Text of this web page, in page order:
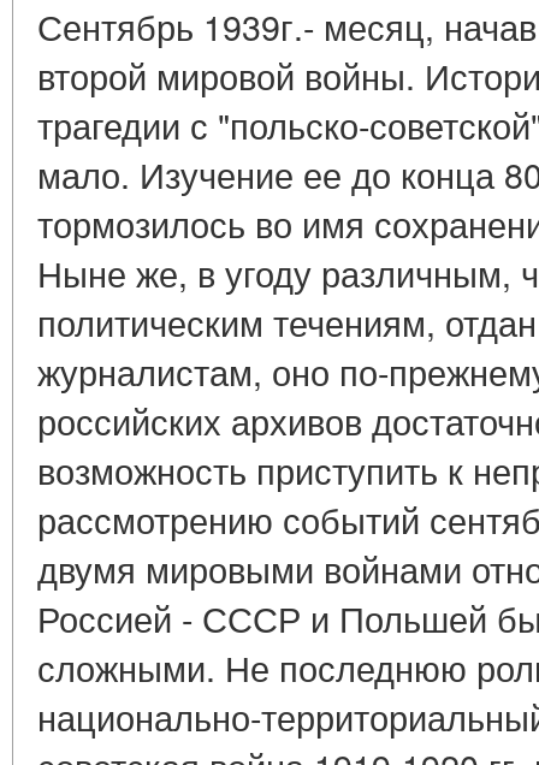
Сентябрь 1939г.- месяц,
второй мировой войны.
трагедии с "польско-
мало. Изучение ее до конца
тормозилось во имя
Ныне же, в угоду различным,
политическим течениям,
журналистам, оно по-
российских архивов
возможность приступить к
рассмотрению событий
двумя мировыми войнами
Россией - СССР и Польшей
сложными. Не последнюю
национально-